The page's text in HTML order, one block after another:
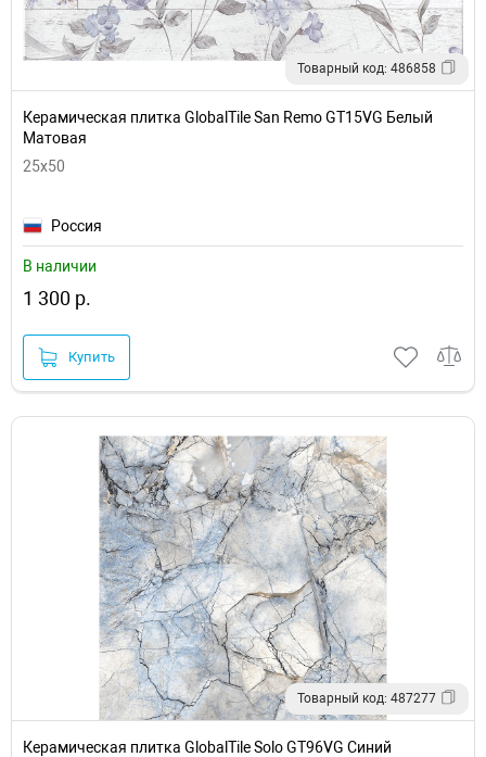
Товарный код: 486858
Керамическая плитка GlobalTile San Remo GT15VG Белый
Матовая
25x50
Россия
В наличии
1 300 р.
Купить
Товарный код: 487277
Керамическая плитка GlobalTile Solo GT96VG Синий